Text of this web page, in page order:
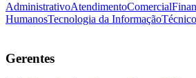
AdministrativoAtendimentoComercial
HumanosTecnologia da InformaçãoTécnico
Gerentes